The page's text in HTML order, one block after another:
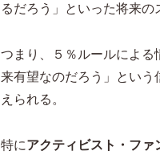
るだろう」といった将来の
つまり、５％ルールによ
来有望なのだろう」とい
えられる。
特にアクティビスト・ファ